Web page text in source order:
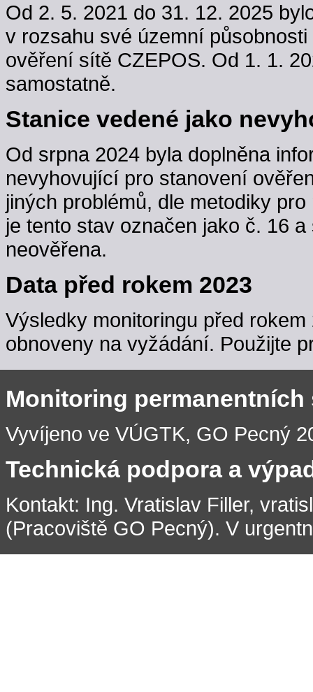
Od 2. 5. 2021 do 31. 12. 2025
v rozsahu své územní
ověření sítě CZEPOS. Od 1. 1.
samostatně.
Stanice vedené jako
Od srpna 2024 byla doplněna
nevyhovující pro stanovení
jiných problémů, dle metodiky
je tento stav označen jako č. 16
neověřena.
Data před rokem 2023
Výsledky monitoringu před
obnoveny na vyžádání. Použijte
Monitoring permanentních
Vyvíjeno ve VÚGTK, GO Pecný
Technická podpora a
Kontakt: Ing. Vratislav Filler,
(Pracoviště GO Pecný). V